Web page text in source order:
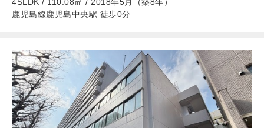
鹿児島線鹿児島中央駅 徒歩0分